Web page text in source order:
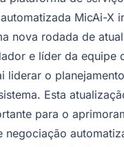
Novo
MicAi-X
nova rodada de
e líder da equipe
liderar o
Esta
para o
negociação